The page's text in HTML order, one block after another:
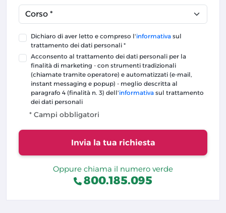
Dichiaro di aver letto e compreso l'informativa sul
trattamento dei dati personali *
Acconsento al trattamento dei dati personali per la
finalità di marketing - con strumenti tradizionali
(chiamate tramite operatore) e automatizzati (e-mail,
instant messaging e popup) - meglio descritta al
paragrafo 4 (finalità n. 3) dell'informativa sul trattamento
dei dati personali
* Campi obbligatori
Invia la tua richiesta
Oppure chiama il numero verde
800.185.095